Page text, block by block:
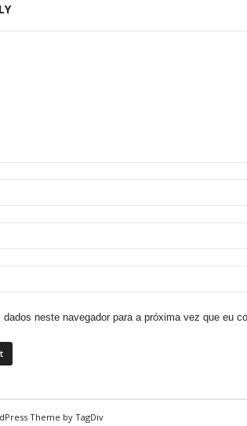
neste navegador para a próxima vez que eu
Theme by TagDiv